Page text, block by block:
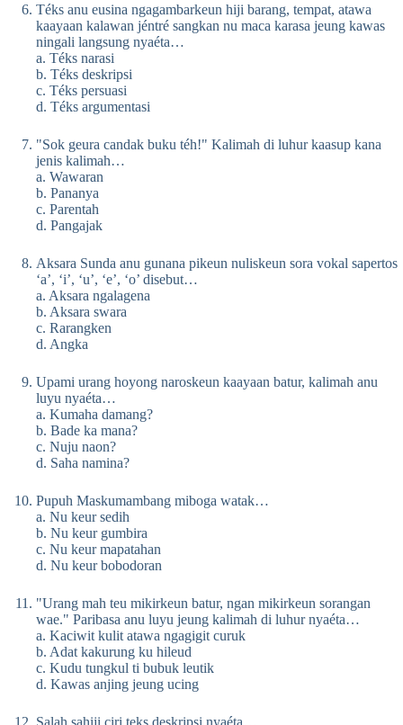
Téks anu eusina ngagambarkeun hiji barang, tempat, atawa
kaayaan kalawan jéntré sangkan nu maca karasa jeung kawas
ningali langsung nyaéta…
a. Téks narasi
b. Téks deskripsi
c. Téks persuasi
d. Téks argumentasi
"Sok geura candak buku téh!" Kalimah di luhur kaasup kana
jenis kalimah…
a. Wawaran
b. Pananya
c. Parentah
d. Pangajak
Aksara Sunda anu gunana pikeun nuliskeun sora vokal sapertos
‘a’, ‘i’, ‘u’, ‘e’, ‘o’ disebut…
a. Aksara ngalagena
b. Aksara swara
c. Rarangken
d. Angka
Upami urang hoyong naroskeun kaayaan batur, kalimah anu
luyu nyaéta…
a. Kumaha damang?
b. Bade ka mana?
c. Nuju naon?
d. Saha namina?
Pupuh Maskumambang miboga watak…
a. Nu keur sedih
b. Nu keur gumbira
c. Nu keur mapatahan
d. Nu keur bobodoran
"Urang mah teu mikirkeun batur, ngan mikirkeun sorangan
wae." Paribasa anu luyu jeung kalimah di luhur nyaéta…
a. Kaciwit kulit atawa ngagigit curuk
b. Adat kakurung ku hileud
c. Kudu tungkul ti bubuk leutik
d. Kawas anjing jeung ucing
Salah sahiji ciri teks deskripsi nyaéta…